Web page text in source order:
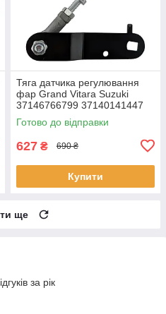
Тяга датчика регулювання
фар Grand Vitara Suzuki
37146766799 37140141447
31126762296 6224Q0
1679313 E18-0066
Готово до відправки
627 ₴ 690 ₴
Купити
ще
за рік